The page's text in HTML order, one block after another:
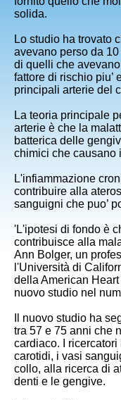
solida.
Lo studio ha trovato
avevano perso da
di quelli che
fattore di rischio piu’
principali arterie del
La teoria principale
arterie è che la
batterica delle
chimici che causano
L'infiammazione
contribuire alla
sanguigni che puo’
'L'ipotesi di fondo è
contribuisce alla
Ann Bolger, un
l'Università di
della American
nuovo studio nel
Il nuovo studio ha
tra 57 e 75 anni che
cardiaco. I
carotidi, i vasi
collo, alla ricerca di
denti e le gengive.